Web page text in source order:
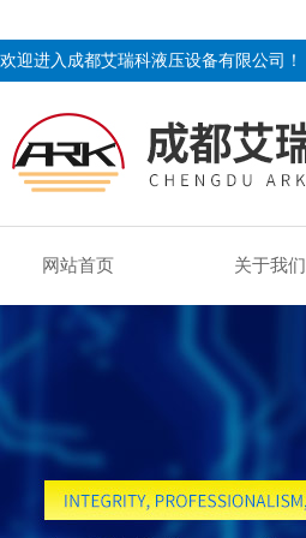
欢迎进入成都艾瑞科液压设备有限公司！
网站首页 关于我们